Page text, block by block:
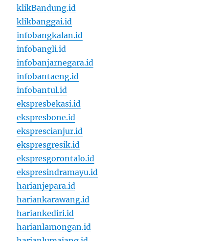
klikBandung.id
klikbanggai.id
infobangkalan.id
infobangli.id
infobanjarnegara.id
infobantaeng.id
infobantul.id
ekspresbekasi.id
ekspresbone.id
eksprescianjur.id
ekspresgresik.id
ekspresgorontalo.id
ekspresindramayu.id
harianjepara.id
hariankarawang.id
hariankediri.id
harianlamongan.id